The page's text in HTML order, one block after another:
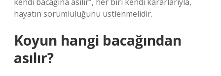
hayatın sorumluluğunu üstlenmelidir.
Koyun hangi bacağından
asılır?